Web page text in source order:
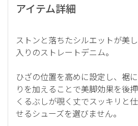
アイテム詳細
ストンと落ちたシルエットが美
入りのストレートデニム。
ひざの位置を高めに設定し、裾
りを加えることで美脚効果を後押
くるぶしが覗く丈でスッキリと
せるシューズを選びません。